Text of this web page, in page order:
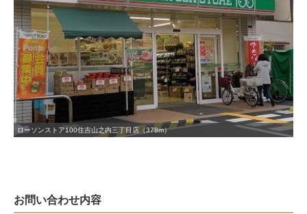
ローソンストア100住吉山之内三丁目店（378m）
お問い合わせ内容